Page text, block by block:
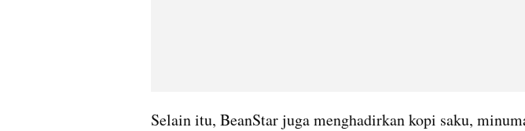
Selain itu, BeanStar juga menghadirkan kopi saku,